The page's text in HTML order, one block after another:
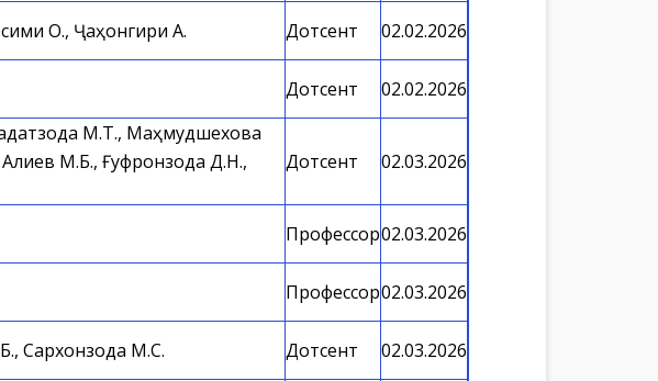
О., Ҷаҳонгири А. Дотсент
02.02.2026
Дотсент 02.02.2026
М.Т., Маҳмудшехова
М.Б., Ғуфронзода Д.Н.,
Дотсент 02.03.2026
Профессор02.03.2026
Профессор02.03.2026
Сархонзода М.С. Дотсент
02.03.2026